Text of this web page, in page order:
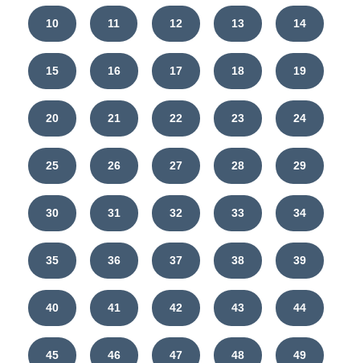
10 11 12 13 14
15 16 17 18 19
20 21 22 23 24
25 26 27 28 29
30 31 32 33 34
35 36 37 38 39
40 41 42 43 44
45 46 47 48 49